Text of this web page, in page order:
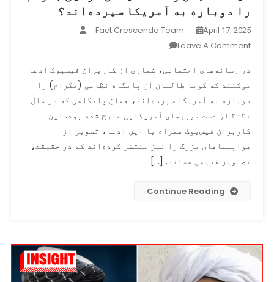
را دوباره به آمریکا سپرده‌اند؟
April 17, 2025
Fact Crescendo Team
Leave A Comment
طالبان
واقعاً
میدان
هوایی
بگرام
را
دوباره
در رسانه‌های اجتماعی، شماری از کاربران فیسبوک ادعا
می‌کنند که گویا طالبان آن پایگاه نظامی (بگرام) را
دوباره به آمریکا سپرده‌اند، همان پایگاهی که در سال
۲۰۲۱ از دست نیروهای آمریکایی خارج شده بود. این
کاربران فیس‌بوک همراه با این ادعا، تصویر از
هواپیماهای بزرگ را نیز منتشر کرده‌اند که در حقیقت،
تصاویر قدیمی هستند. […]
Continue Reading